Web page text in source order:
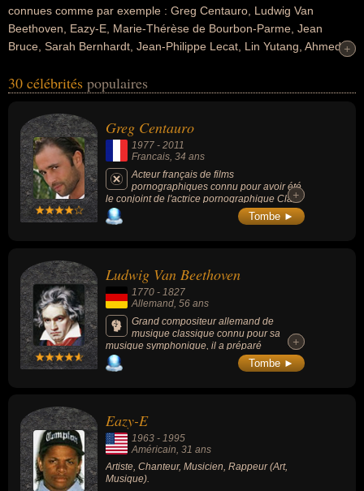
connues comme par exemple : Greg Centauro, Ludwig Van
Beethoven, Eazy-E, Marie-Thérèse de Bourbon-Parme, Jean
Bruce, Sarah Bernhardt, Jean-Philippe Lecat, Lin Yutang, Ahmed
avoir des liens variés dans les domaines de l'art, du charme, du
littérature, du théâtre, de la politique, de l'enseignement, de
l'invention, de l'histoire ou de la science. Ces célébrités peuvent
également avoir été artiste, metteur en scène, star du x,
compositeur, chanteur, musicien, rappeur, homme d'état, prince,
écrivain, romancier, romancier d'espionnage, acteur, député,
homme politique, ministre, secrétaire d'état, enseignant, inventeur,
président, médecin ou scientifique. En ce qui concerne leurs
francais, allemand, américain, chinois ou papous par exemple.
+
+
30 célébrités populaires
Greg Centauro
1977 - 2011
Francais, 34 ans
Acteur français de films
pornographiques connu pour avoir été
le conjoint de l'actrice pornographique Clara
Morgane.
+
+
Tombe ►
Ludwig Van Beethoven
1770 - 1827
Allemand , 56 ans
Grand compositeur allemand de
musique classique connu pour sa
musique symphonique, il a préparé
l’évolution vers le romantisme en musique et
influencé la musique occidentale pendant
lettre à Élise », etc.
+
+
Tombe ►
Eazy-E
1963 - 1995
Américain, 31 ans
Artiste, Chanteur, Musicien, Rappeur (Art,
Musique).